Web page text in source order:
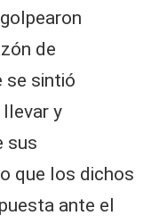
de
se sintió
y
sus
que los dichos
ante el